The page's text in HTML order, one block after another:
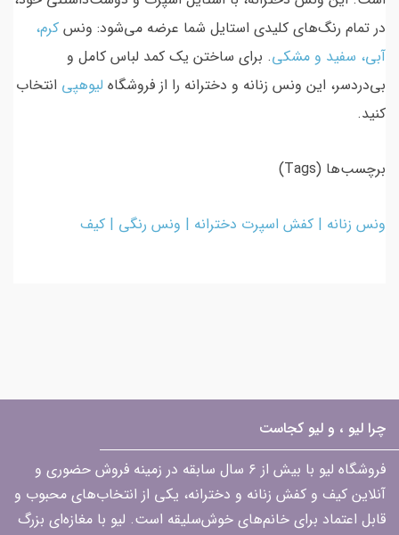
در تمام رنگ‌های کلیدی استایل شما عرضه می‌شود: ونس کرم،
آبی، سفید و مشکی. برای ساختن یک کمد لباس کامل و
بی‌دردسر، این ونس زنانه و دخترانه را از فروشگاه لیوهپی انتخاب
کنید.
برچسب‌ها (Tags)
ونس زنانه | کفش اسپرت دخترانه | ونس رنگی | کیف
چرا لیو ، و لیو کجاست
فروشگاه لیو با بیش از ۶ سال سابقه در زمینه فروش حضوری و
آنلاین کیف و کفش زنانه و دخترانه، یکی از انتخاب‌های محبوب و
قابل اعتماد برای خانم‌های خوش‌سلیقه است. لیو با مغازه‌ای بزرگ